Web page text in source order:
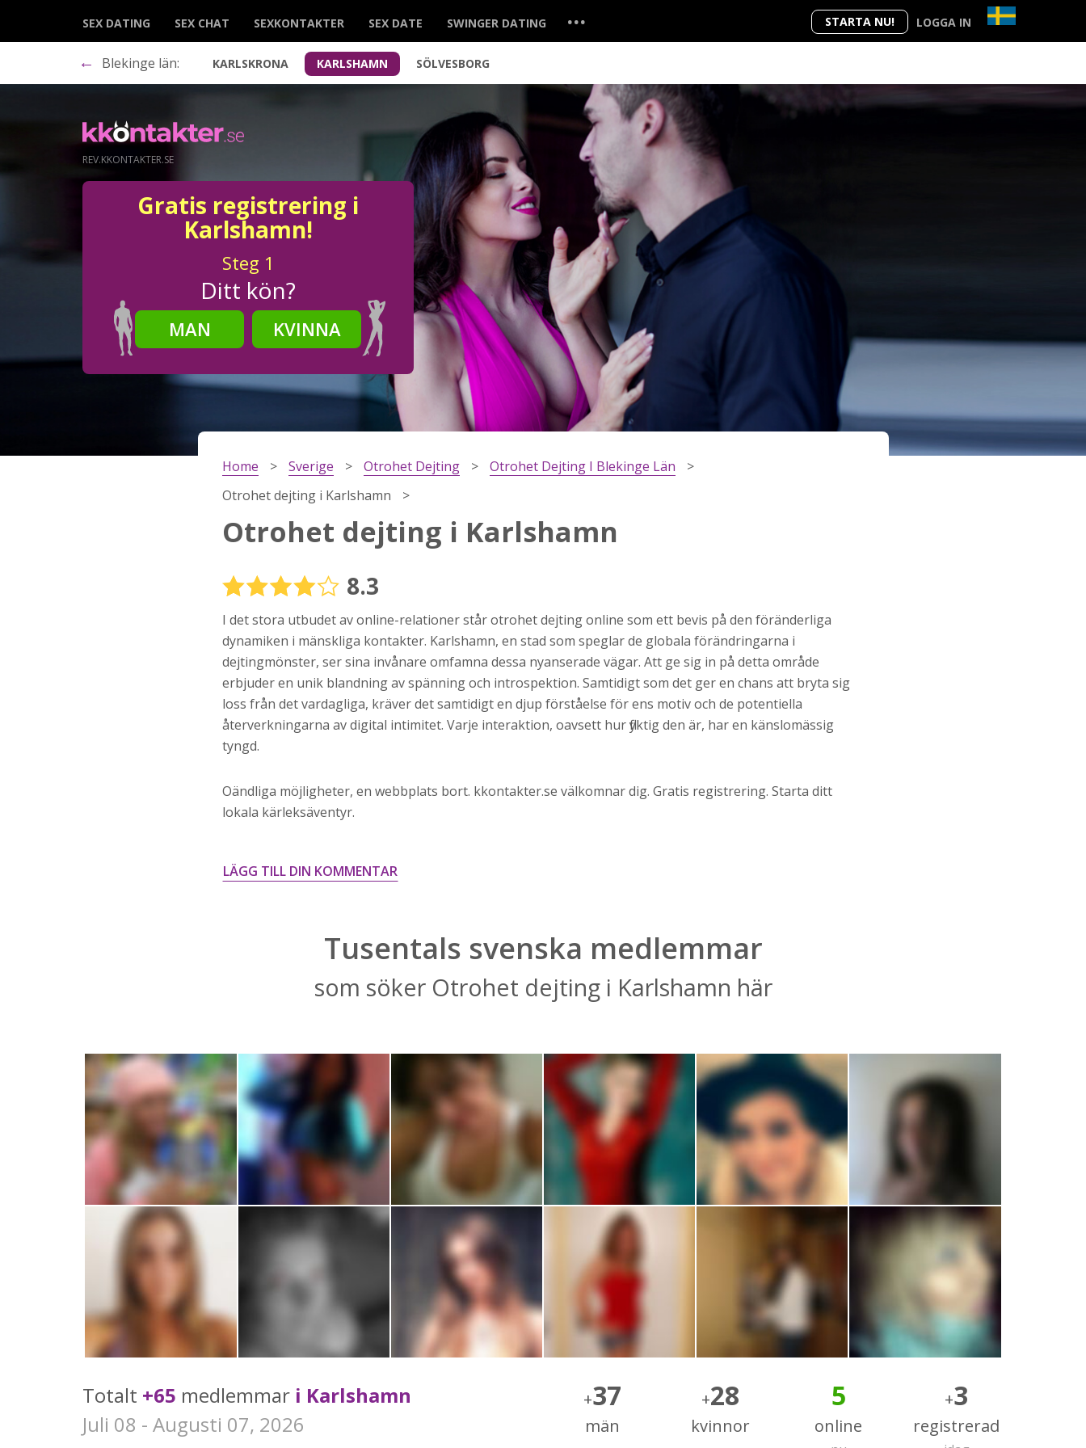
STARTA NU! LOGGA IN
SEX DATING SEX CHAT SEXKONTAKTER SEX DATE SWINGER DATING ...
← Blekinge län: KARLSKRONA KARLSHAMN SÖLVESBORG
REV.KKONTAKTER.SE
Gratis registrering i
Karlshamn!
Steg 1
Ditt kön?
MAN
KVINNA
Steg2
Ditt födelsedatum?
Steg3
Din mailadress?
Genom att registrera godkänner jagVillkoren och
information och reklam via e-post från hemsidans
STARTA NU!
Home Sverige Otrohet Dejting
Otrohet Dejting I Blekinge Län
Otrohet dejting i Karlshamn
Otrohet dejting i Karlshamn
8.3
I det stora utbudet av online-relationer står otrohet dejting online som ett bevis på den föränderliga
dynamiken i mänskliga kontakter. Karlshamn, en stad som speglar de globala förändringarna i
dejtingmönster, ser sina invånare omfamna dessa nyanserade vägar. Att ge sig in på detta område
erbjuder en unik blandning av spänning och introspektion. Samtidigt som det ger en chans att bryta sig
loss från det vardagliga, kräver det samtidigt en djup förståelse för ens motiv och de potentiella
återverkningarna av digital intimitet. Varje interaktion, oavsett hur flyktig den är, har en känslomässig
tyngd.
Oändliga möjligheter, en webbplats bort. kkontakter.se välkomnar dig. Gratis registrering. Starta ditt
lokala kärleksäventyr.
LÄGG TILL DIN KOMMENTAR
Tusentals svenska medlemmar
som söker Otrohet dejting i Karlshamn här
Totalt +65 medlemmar i Karlshamn
Juli 08 - Augusti 07, 2026
+37
män
+28
kvinnor
5
online
+3
registrerad